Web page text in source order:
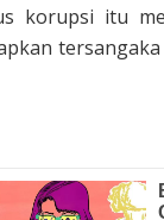
korupsi itu